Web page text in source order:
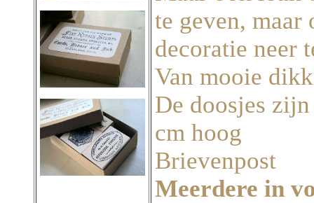
te geven,
decoratie neer
Van mooie
De doosjes
cm hoog
Brievenpost
Meerdere in